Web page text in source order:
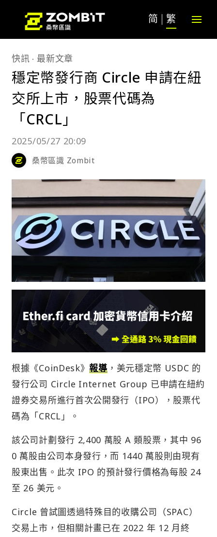
简 繁
快訊 最新文章
穩定幣發行商 Circle 申請在紐
交所上市，股票代碼為
「CRCL」
2025/05/27 20:09
桑幣區識 Zombit
根據《CoinDesk》報導，美元穩定幣 USDC 的
發行公司 Circle Internet Group 已申請在紐約
證券交易所進行首次公開發行（IPO），股票代
碼為「CRCL」。
該公司計劃發行 2,400 萬股 A 類股票，其中 96
0 萬股由公司本身發行，而 1440 萬股則由現有
股東出售。此次 IPO 的預計發行價格為每股 24
至 26 美元。
Circle 曾試圖透過特殊目的收購公司（SPAC）
交易上市，但相關計畫已在 2022 年 12 月終